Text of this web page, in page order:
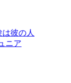
彼の人
ニア